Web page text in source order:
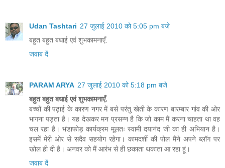
Udan Tashtari 27 जुलाई 2010 को 5:05 pm बजे
बहुत बहुत बधाई एवं शुभकामनाएँ.
जवाब दें
PARAM ARYA 27 जुलाई 2010 को 5:18 pm बजे
बहुत बहुत बधाई एवं शुभकामनाएँ.
बच्चों की पढ़ाई के कारण नगर में बसे परंतु खेती के कारण बारम्बार गांव की ओर
भागना पड़ता है। यह देखकर मन प्रसन्न है कि जो काम मैं करना चाहता था वह
चल रहा है। भंडाफोड़ कार्यक्रम मूलतः स्वामी दयानंद जी का ही अभियान है।
इसमें मेरी ओर से सदैव सहयोग रहेगा। कामदर्शी की पोल मैंने अपने ब्लॉग पर
खोल ही दी है। अनवर को मैं आरंभ से ही छकाता थकाता आ रहा हूं।
जवाब दें